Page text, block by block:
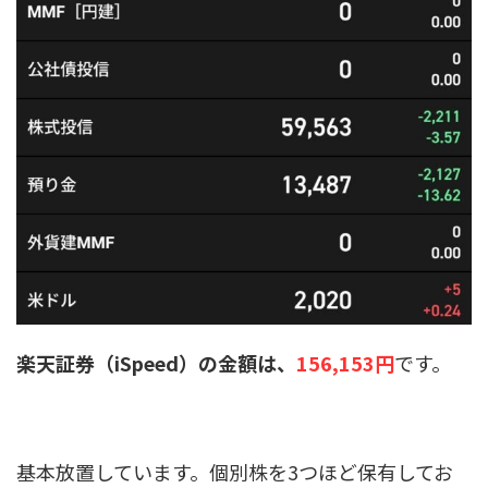
楽天証券（iSpeed）の金額は、 156,153円です。
基本放置しています。個別株を3つほど保有してお